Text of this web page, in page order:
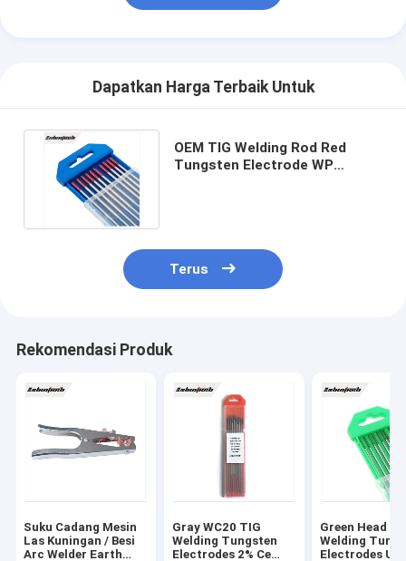
Dapatkan Harga Terbaik Untuk
OEM TIG Welding Rod Red
Tungsten Electrode WP
Terus
Rekomendasi Produk
Suku Cadang Mesin
Las Kuningan / Besi
Arc Welder Earth
Gray WC20 TIG
Welding Tungsten
Electrodes 2% Ce
Green Head
Welding
Electrodes